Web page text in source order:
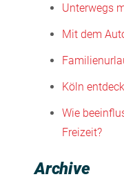
Unterwegs
Mit dem
Köln
Wie
Freizeit?
Archive